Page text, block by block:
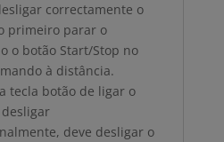
correctamente o
primeiro parar o
o botão Start/Stop no
à distância.
tecla botão de ligar o
deve desligar o